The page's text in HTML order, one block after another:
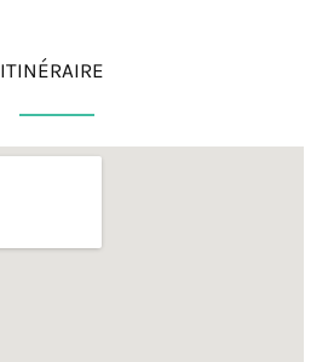
ITINÉRAIRE